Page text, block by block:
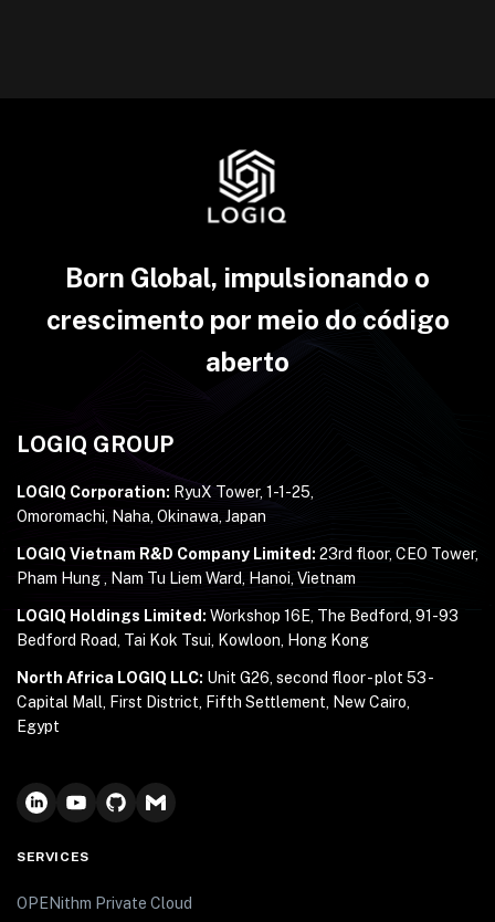
Born Global, impulsionando o
crescimento por meio do código
aberto
LOGIQ GROUP
LOGIQ Corporation: RyuX Tower, 1-1-25,
Omoromachi, Naha, Okinawa, Japan
LOGIQ Vietnam R&D Company Limited: 23rd floor, CEO Tower,
Pham Hung , Nam Tu Liem Ward, Hanoi, Vietnam
LOGIQ Holdings Limited: Workshop 16E, The Bedford, 91-93
Bedford Road, Tai Kok Tsui, Kowloon, Hong Kong
North Africa LOGIQ LLC: Unit G26, second floor - plot 53 -
Capital Mall, First District, Fifth Settlement, New Cairo,
Egypt
SERVICES
OPENithm Private Cloud